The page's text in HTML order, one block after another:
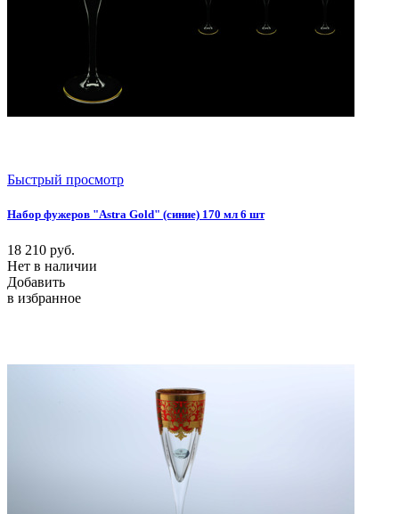
Быстрый просмотр
Набор фужеров "Astra Gold" (синие) 170 мл 6 шт
18 210 руб.
Нет в наличии
Добавить
в избранное